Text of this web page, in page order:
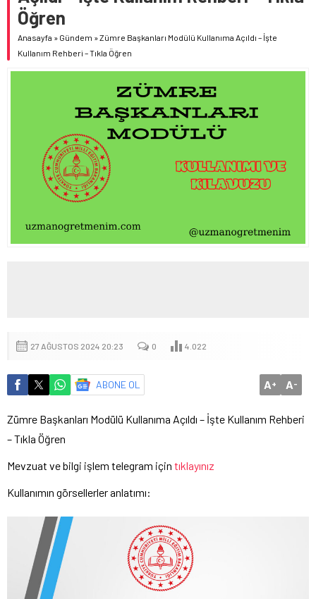
YARIŞMASINDA HALK OYLAMASI BAŞLADI
“TÜRK DÜNYASI KÜLTÜR ATLASI ÇALIŞTAYI”, BAKAN
TEKİN’İN KATILIMIYLA BAŞLADI
Öğren
Anasayfa » Gündem »Zümre Başkanları Modülü Kullanıma Açıldı – İşte
Kullanım Rehberi – Tıkla Öğren
27 AĞUSTOS 2024 20:23 0 4.022
ABONE OL A+ A-
Zümre Başkanları Modülü Kullanıma Açıldı – İşte Kullanım Rehberi
– Tıkla Öğren
Mevzuat ve bilgi işlem telegram için tıklayınız
Kullanımın görsellerler anlatımı: